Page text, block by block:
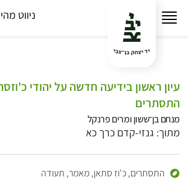
ניווט
עיון ראשון בידיעה חדשה על יהודי
התסתרים
מנחם בן־ששון ומרים פרנקל
מתוך: גנזי-קדם כרך כא
התסתרים,כ'וזִ סתאן,מאמר, תעודה